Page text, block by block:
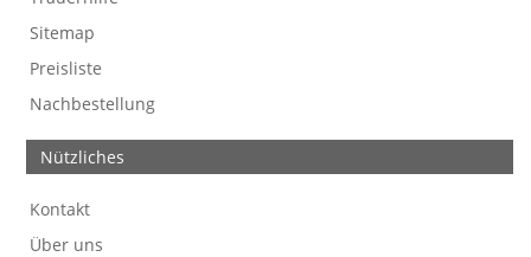
Sitemap
Preisliste
Nachbestellung
Nützliches
Kontakt
Über uns